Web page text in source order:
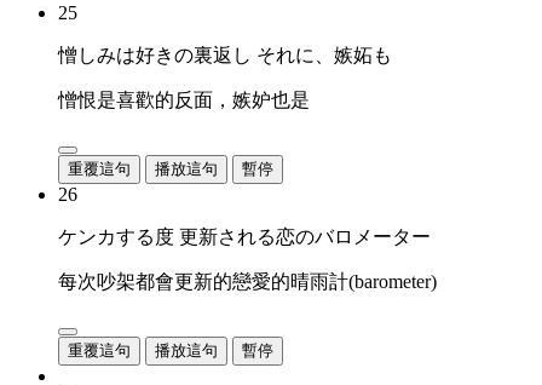
25
憎しみは好きの裏返し それに、嫉妬も
憎恨是喜歡的反面，嫉妒也是
重覆這句 播放這句 暫停
26
ケンカする度 更新される恋のバロメーター
每次吵架都會更新的戀愛的晴雨計(barometer)
重覆這句 播放這句 暫停